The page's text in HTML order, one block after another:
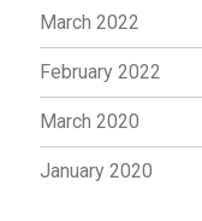
March 2022
February 2022
March 2020
January 2020